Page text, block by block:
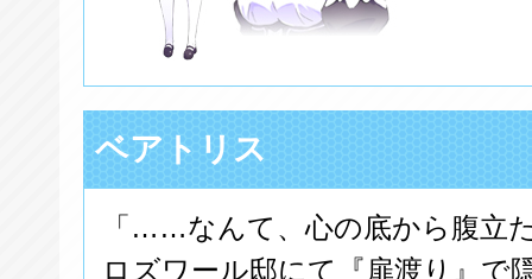
ベアトリス
「……なんて、心の底から腹立
ロズワール邸にて『扉渡り』で